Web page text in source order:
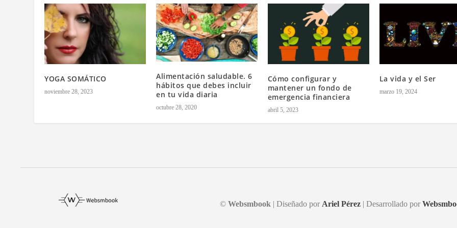
YOGA SOMÁTICO
noviembre 28, 2023
Alimentación saludable. 6
hábitos que debes incluir
en tu vida diaria
octubre 28, 2020
Cómo configurar y
mantener un fondo de
emergencia financiera
abril 5, 2023
La vida y el Ser
marzo 19, 2024
©Websmbook | Diseñado por Ariel Pérez | Desarrollado por